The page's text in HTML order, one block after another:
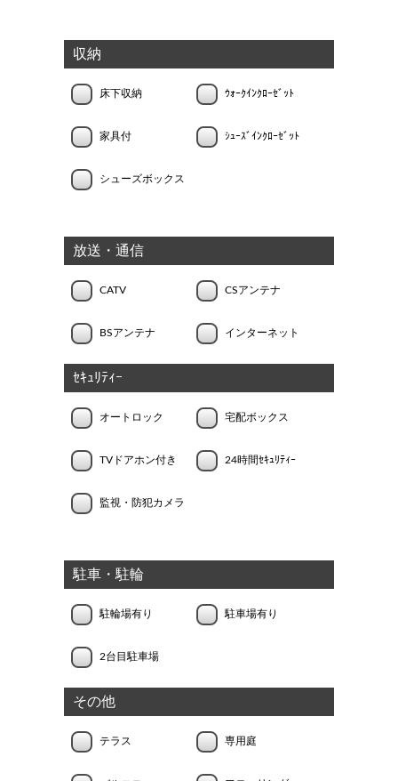
収納
床下収納 ｳｫｰｸｲﾝｸﾛｰｾﾞｯﾄ
家具付 ｼｭｰｽﾞｲﾝｸﾛｰｾﾞｯﾄ
シューズボックス
放送・通信
CATV CSアンテナ
BSアンテナ インターネット
ｾｷｭﾘﾃｨｰ
オートロック 宅配ボックス
TVドアホン付き 24時間ｾｷｭﾘﾃｨｰ
監視・防犯カメラ
駐車・駐輪
駐輪場有り 駐車場有り
2台目駐車場
その他
テラス 専用庭